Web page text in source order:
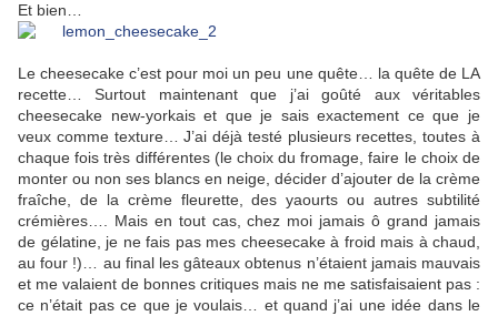
Et bien…
Le cheesecake c’est pour moi un peu une quête… la quête de LA
recette… Surtout maintenant que j’ai goûté aux véritables
cheesecake new-yorkais et que je sais exactement ce que je
veux comme texture… J’ai déjà testé plusieurs recettes, toutes à
chaque fois très différentes (le choix du fromage, faire le choix de
monter ou non ses blancs en neige, décider d’ajouter de la crème
fraîche, de la crème fleurette, des yaourts ou autres subtilité
crémières…. Mais en tout cas, chez moi jamais ô grand jamais
de gélatine, je ne fais pas mes cheesecake à froid mais à chaud,
au four !)… au final les gâteaux obtenus n’étaient jamais mauvais
et me valaient de bonnes critiques mais ne me satisfaisaient pas :
ce n’était pas ce que je voulais… et quand j’ai une idée dans le